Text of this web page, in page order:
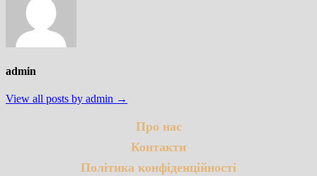
admin
View all posts by admin →
Про нас
Контакти
Політика конфіденційності